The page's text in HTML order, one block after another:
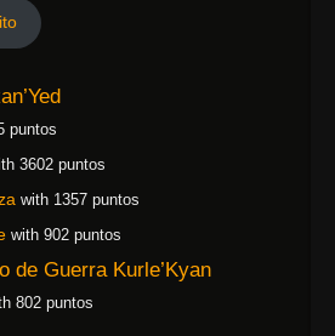
puntos
3602 puntos
with 1357 puntos
with 902 puntos
de Guerra Kurle’Kyan
802 puntos